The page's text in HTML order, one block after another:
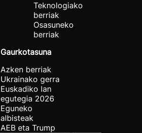
Teknologiako
berriak
Osasuneko
berriak
Gaurkotasuna
Azken berriak
Ukrainako gerra
Euskadiko lan
egutegia 2026
Eguneko
albisteak
AEB eta Trump